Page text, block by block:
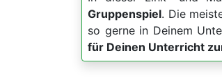
Gruppenspiel. Die
so gerne in Deinem
für Deinen Unterricht